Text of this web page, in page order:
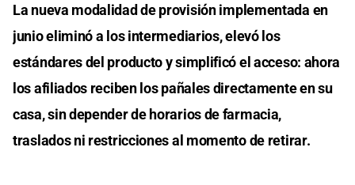
La nueva modalidad de provisión implementada en
junio eliminó a los intermediarios, elevó los
estándares del producto y simplificó el acceso: ahora
los afiliados reciben los pañales directamente en su
casa, sin depender de horarios de farmacia,
traslados ni restricciones al momento de retirar.